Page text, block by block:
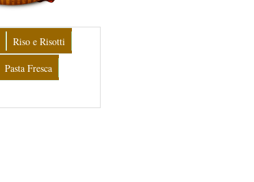
Riso e Risotti
Pasta Fresca